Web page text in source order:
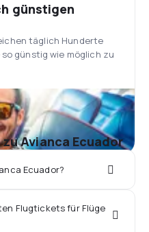
günstigen
täglich Hunderte
günstig wie möglich zu
Avianca Ecuador
Ecuador?
Flugtickets für Flüge